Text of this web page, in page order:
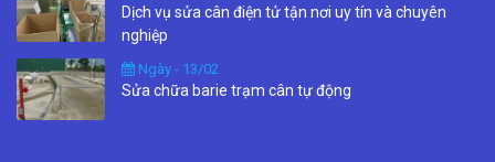
Dịch vụ sửa cân điện tử tận nơi uy tín và chuyên
nghiệp
Ngày - 13/02
Sửa chữa barie trạm cân tự động